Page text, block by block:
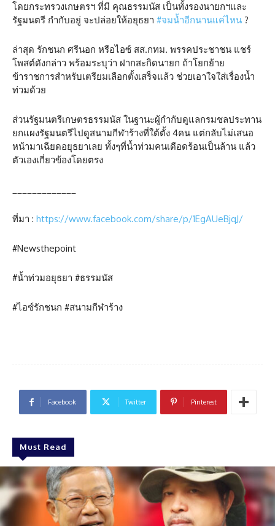
โดยกระทรวงเกษตรฯ ที่มี คุณธรรมนัส เป็นทั้งรองนายกฯและ
รัฐมนตรี กำกับอยู่ จะปล่อยให้อยุธยา #จมน้ำอีกนานแค่ไหน ?
ล่าสุด รักชนก ศรีนอก หรือไอซ์ สส.กทม. พรรคประชาชน แชร์
โพสต์ดังกล่าว พร้อมระบุว่า ฝากสะกิดนายก ถ้าโยกย้าย
ข้าราชการสำหรับเตรียมเลือกตั้งเสร็จแล้ว ช่วยเอาใจใส่เรื่องน้ำ
ท่วมด้วย
ส่วนรัฐมนตรีเกษตรธรรมนัส ในฐานะผู้กำกับดูแลกรมชลประทาน
ยกแผงรัฐมนตรีไปดูสนามกีฬาร้างที่ใต้ตั้ง 4คน แต่กลับไม่เสนอ
หน้ามาเฉียดอยุธยาเลย ทั้งๆที่น้ำท่วมคนเดือดร้อนเป็นล้าน แล้ว
ตัวเองเกี่ยวข้องโดยตรง
ที่มา : https://www.facebook.com/share/p/1EgAUeBjqJ/
#Newsthepoint
#น้ำท่วมอยุธยา #ธรรมนัส
#ไอซ์รักชนก #สนามกีฬาร้าง
Facebook Twitter Pinterest
Must Read